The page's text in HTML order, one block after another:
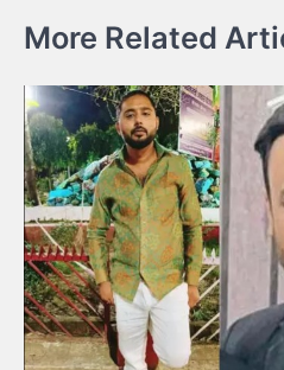
More Related